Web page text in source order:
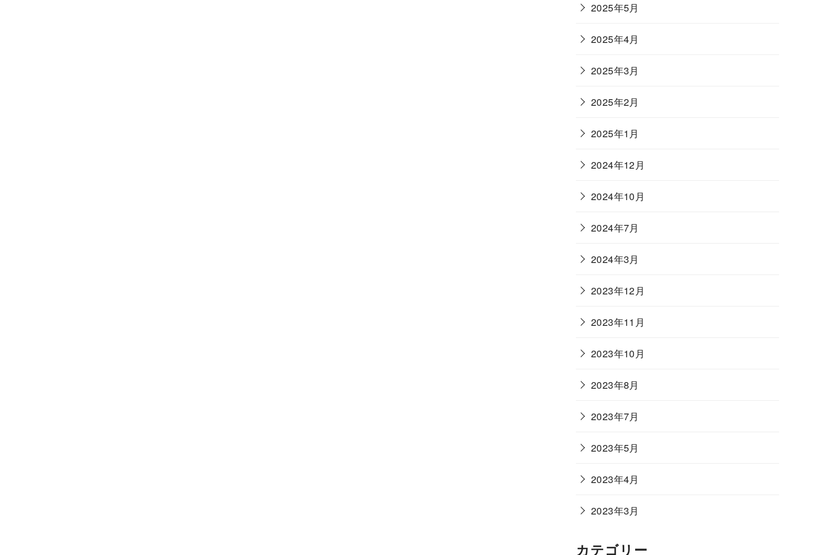
2025年5月
2025年4月
2025年3月
2025年2月
2025年1月
2024年12月
2024年10月
2024年7月
2024年3月
2023年12月
2023年11月
2023年10月
2023年8月
2023年7月
2023年5月
2023年4月
2023年3月
カテゴリー